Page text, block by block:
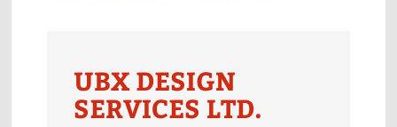
UBX DESIGN
SERVICES LTD.